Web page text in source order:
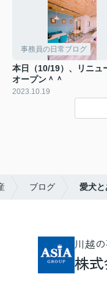
事務員の日常ブログ
本日（10/19）、リニュ
オープン＾＾
2023.10.19
ブログ 愛犬
川越
株